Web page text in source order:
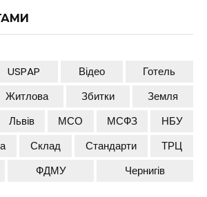
USPAP Відео
Готель
Житлова Збитки
Земля
Львів МСО МСФЗ
НБУ
Склад Стандарти
ТРЦ
ФДМУ Чернигів